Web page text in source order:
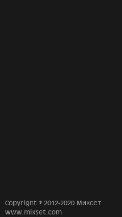
Copyright © 2012-2020 Миксет
www.mikset.com